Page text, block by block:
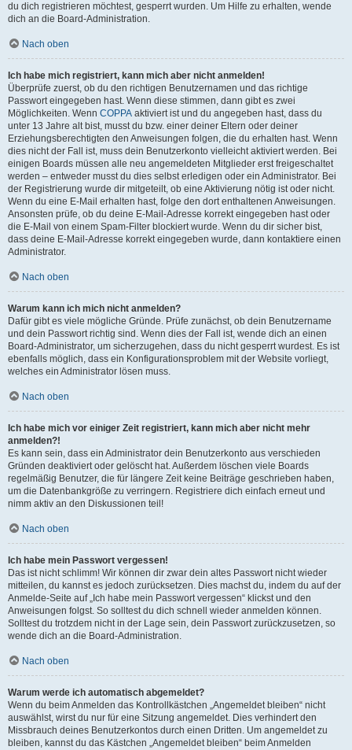
du dich registrieren möchtest, gesperrt wurden. Um Hilfe zu erhalten, wende
dich an die Board-Administration.
Nach oben
Ich habe mich registriert, kann mich aber nicht anmelden!
Überprüfe zuerst, ob du den richtigen Benutzernamen und das richtige
Passwort eingegeben hast. Wenn diese stimmen, dann gibt es zwei
Möglichkeiten. Wenn COPPA aktiviert ist und du angegeben hast, dass du
unter 13 Jahre alt bist, musst du bzw. einer deiner Eltern oder deiner
Erziehungsberechtigten den Anweisungen folgen, die du erhalten hast. Wenn
dies nicht der Fall ist, muss dein Benutzerkonto vielleicht aktiviert werden. Bei
einigen Boards müssen alle neu angemeldeten Mitglieder erst freigeschaltet
werden – entweder musst du dies selbst erledigen oder ein Administrator. Bei
der Registrierung wurde dir mitgeteilt, ob eine Aktivierung nötig ist oder nicht.
Wenn du eine E-Mail erhalten hast, folge den dort enthaltenen Anweisungen.
Ansonsten prüfe, ob du deine E-Mail-Adresse korrekt eingegeben hast oder
die E-Mail von einem Spam-Filter blockiert wurde. Wenn du dir sicher bist,
dass deine E-Mail-Adresse korrekt eingegeben wurde, dann kontaktiere einen
Administrator.
Nach oben
Warum kann ich mich nicht anmelden?
Dafür gibt es viele mögliche Gründe. Prüfe zunächst, ob dein Benutzername
und dein Passwort richtig sind. Wenn dies der Fall ist, wende dich an einen
Board-Administrator, um sicherzugehen, dass du nicht gesperrt wurdest. Es ist
ebenfalls möglich, dass ein Konfigurationsproblem mit der Website vorliegt,
welches ein Administrator lösen muss.
Nach oben
Ich habe mich vor einiger Zeit registriert, kann mich aber nicht mehr
anmelden?!
Es kann sein, dass ein Administrator dein Benutzerkonto aus verschieden
Gründen deaktiviert oder gelöscht hat. Außerdem löschen viele Boards
regelmäßig Benutzer, die für längere Zeit keine Beiträge geschrieben haben,
um die Datenbankgröße zu verringern. Registriere dich einfach erneut und
nimm aktiv an den Diskussionen teil!
Nach oben
Ich habe mein Passwort vergessen!
Das ist nicht schlimm! Wir können dir zwar dein altes Passwort nicht wieder
mitteilen, du kannst es jedoch zurücksetzen. Dies machst du, indem du auf der
Anmelde-Seite auf „Ich habe mein Passwort vergessen“ klickst und den
Anweisungen folgst. So solltest du dich schnell wieder anmelden können.
Solltest du trotzdem nicht in der Lage sein, dein Passwort zurückzusetzen, so
wende dich an die Board-Administration.
Nach oben
Warum werde ich automatisch abgemeldet?
Wenn du beim Anmelden das Kontrollkästchen „Angemeldet bleiben“ nicht
auswählst, wirst du nur für eine Sitzung angemeldet. Dies verhindert den
Missbrauch deines Benutzerkontos durch einen Dritten. Um angemeldet zu
bleiben, kannst du das Kästchen „Angemeldet bleiben“ beim Anmelden